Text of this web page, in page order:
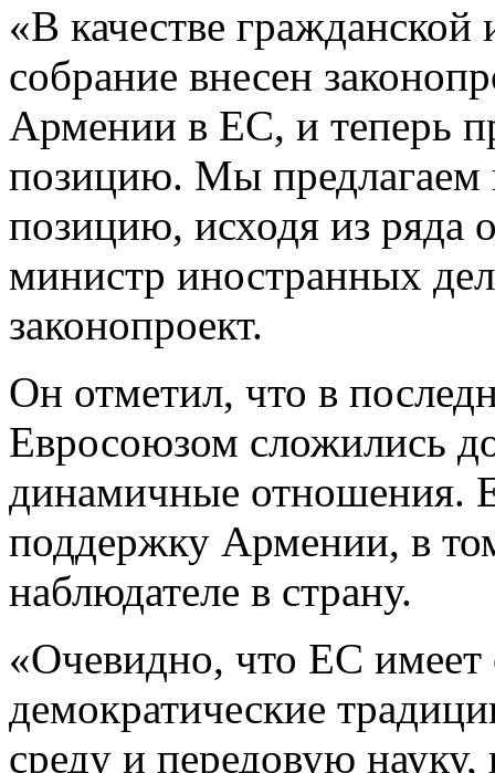
«В качестве
собрание внесен
Армении в ЕС, и теперь
позицию. Мы предлагаем
позицию, исходя из ряда
министр иностранных
законопроект.
Он отметил, что в
Евросоюзом сложились
динамичные отношения.
поддержку Армении, в
наблюдателе в страну.
«Очевидно, что ЕС имеет
демократические
среду и передовую